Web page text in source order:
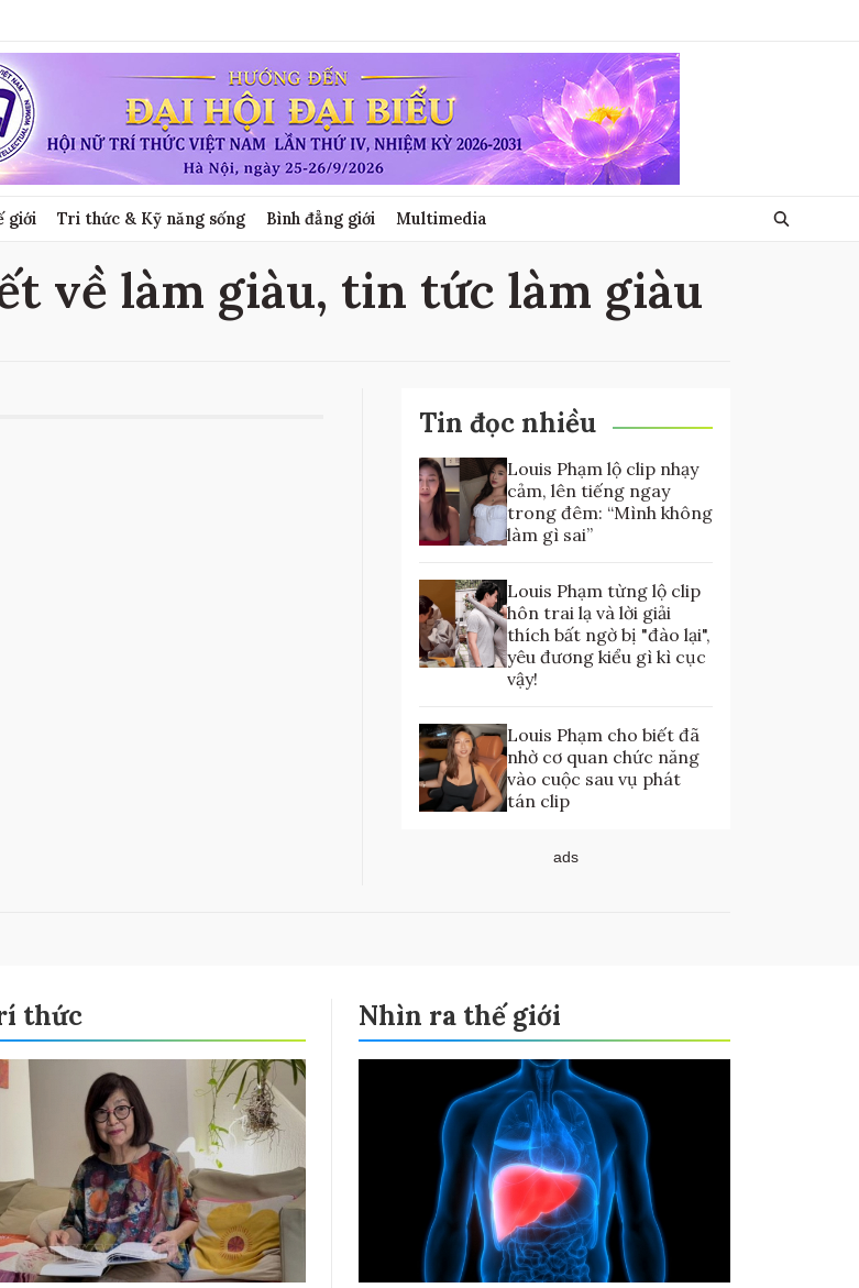
giới Tri thức & Kỹ năng sống Bình đẳng giới Multimedia
về làm giàu, tin tức làm giàu
Tin đọc nhiều
Louis Phạm lộ clip nhạy
cảm, lên tiếng ngay
trong đêm: “Mình không
làm gì sai”
Louis Phạm từng lộ clip
hôn trai lạ và lời giải
thích bất ngờ bị "đào lại",
yêu đương kiểu gì kì cục
vậy!
Louis Phạm cho biết đã
nhờ cơ quan chức năng
vào cuộc sau vụ phát
tán clip
ads
thức Nhìn ra thế giới